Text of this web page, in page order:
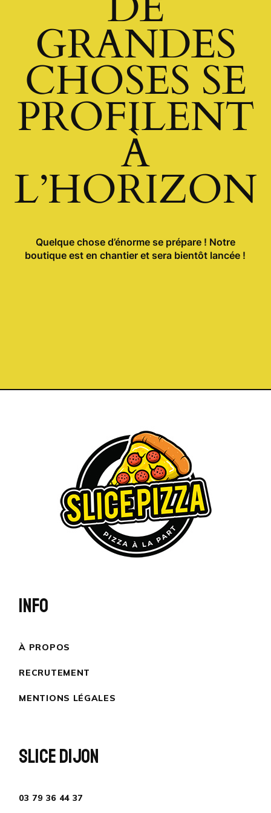
GRANDES
CHOSES SE
PROFILENT
À
L’HORIZON
Quelque chose d’énorme se prépare ! Notre
boutique est en chantier et sera bientôt lancée !
INFO
À PROPOS
RECRUTEMENT
MENTIONS LÉGALES
SLICE DIJON
03 79 36 44 37